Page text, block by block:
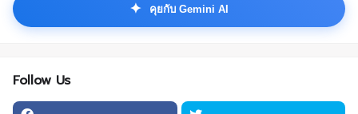
✦ คุยกับ Gemini AI
Follow Us